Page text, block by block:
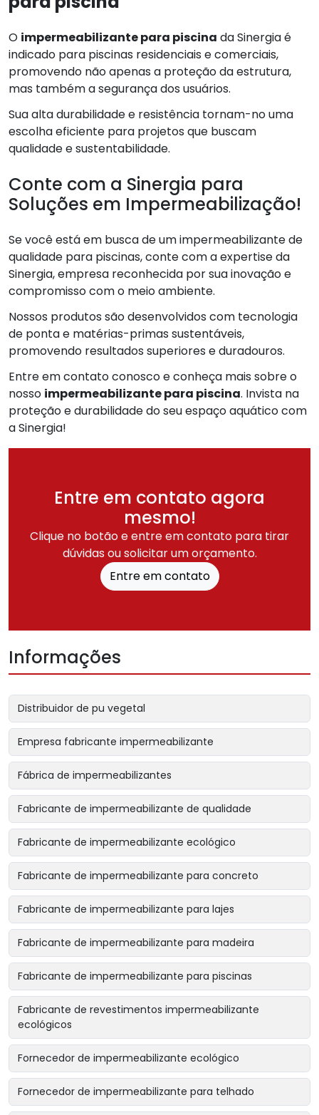
O impermeabilizante para piscina da Sinergia é
indicado para piscinas residenciais e comerciais,
promovendo não apenas a proteção da estrutura,
mas também a segurança dos usuários.
Sua alta durabilidade e resistência tornam-no uma
escolha eficiente para projetos que buscam
qualidade e sustentabilidade.
Conte com a Sinergia para
Soluções em Impermeabilização!
Se você está em busca de um impermeabilizante de
qualidade para piscinas, conte com a expertise da
Sinergia, empresa reconhecida por sua inovação e
compromisso com o meio ambiente.
Nossos produtos são desenvolvidos com tecnologia
de ponta e matérias-primas sustentáveis,
promovendo resultados superiores e duradouros.
Entre em contato conosco e conheça mais sobre o
nosso impermeabilizante para piscina. Invista na
proteção e durabilidade do seu espaço aquático com
a Sinergia!
Entre em contato agora
mesmo!
Clique no botão e entre em contato para tirar
dúvidas ou solicitar um orçamento.
Entre em contato
Informações
Distribuidor de pu vegetal
Empresa fabricante impermeabilizante
Fábrica de impermeabilizantes
Fabricante de impermeabilizante de qualidade
Fabricante de impermeabilizante ecológico
Fabricante de impermeabilizante para concreto
Fabricante de impermeabilizante para lajes
Fabricante de impermeabilizante para madeira
Fabricante de impermeabilizante para piscinas
Fabricante de revestimentos impermeabilizante
ecológicos
Fornecedor de impermeabilizante ecológico
Fornecedor de impermeabilizante para telhado